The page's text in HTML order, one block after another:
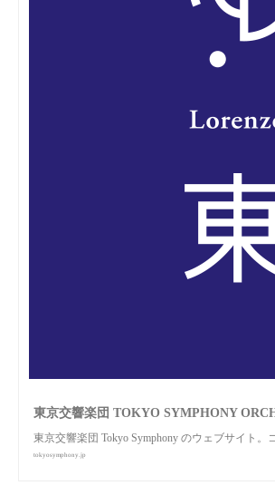
東京交響楽団 TOKYO SYMPHONY
東京交響楽団 Tokyo Symphony のウェブサイト
tokyosymphony.jp